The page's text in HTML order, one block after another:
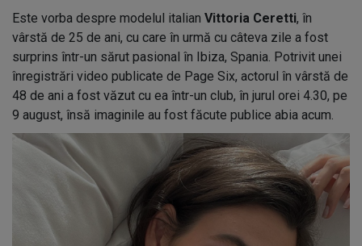
Este vorba despre modelul italian Vittoria Ceretti, în
vârstă de 25 de ani, cu care în urmă cu câteva zile a fost
surprins într-un sărut pasional în Ibiza, Spania. Potrivit unei
înregistrări video publicate de Page Six, actorul în vârstă de
48 de ani a fost văzut cu ea într-un club, în jurul orei 4.30, pe
9 august, însă imaginile au fost făcute publice abia acum.